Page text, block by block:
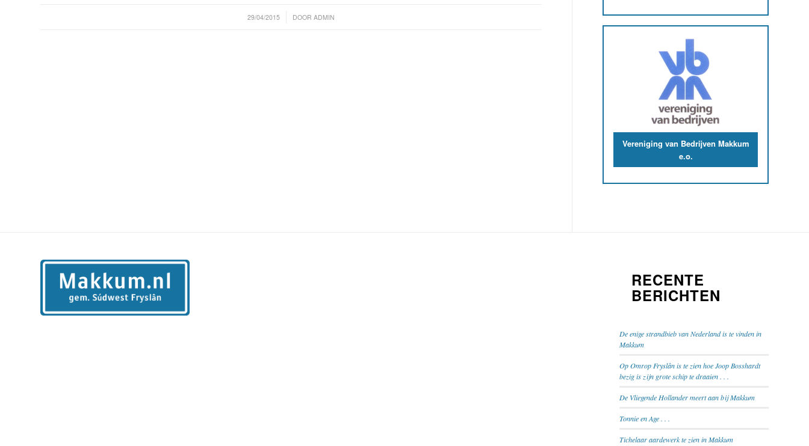
29/04/2015
/ DOORADMIN
Vereniging van Bedrijven Makkum
e.o.
RECENTE
BERICHTEN
De enige strandbieb van Nederland is te vinden in
Makkum
Op Omrop Fryslân is te zien hoe Joop Bosshardt
bezig is zijn grote schip te draaien . . .
De Vliegende Hollander meert aan bij Makkum
Tonnie en Age . . .
Tichelaar aardewerk te zien in Makkum